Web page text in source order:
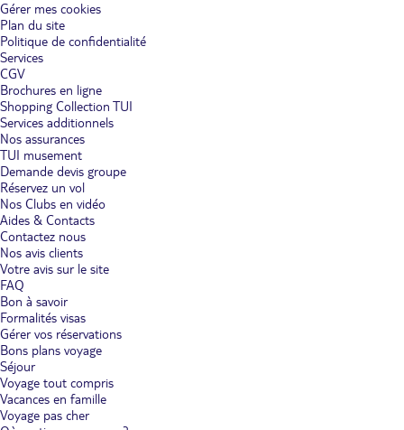
Gérer mes cookies
Plan du site
Politique de confidentialité
Services
CGV
Brochures en ligne
Shopping Collection TUI
Services additionnels
Nos assurances
TUI musement
Demande devis groupe
Réservez un vol
Nos Clubs en vidéo
Aides & Contacts
Contactez nous
Nos avis clients
Votre avis sur le site
FAQ
Bon à savoir
Formalités visas
Gérer vos réservations
Bons plans voyage
Séjour
Voyage tout compris
Vacances en famille
Voyage pas cher